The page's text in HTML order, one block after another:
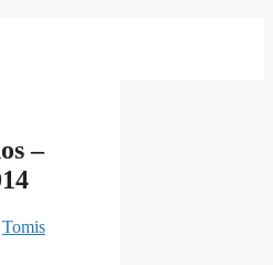
–
Tomis